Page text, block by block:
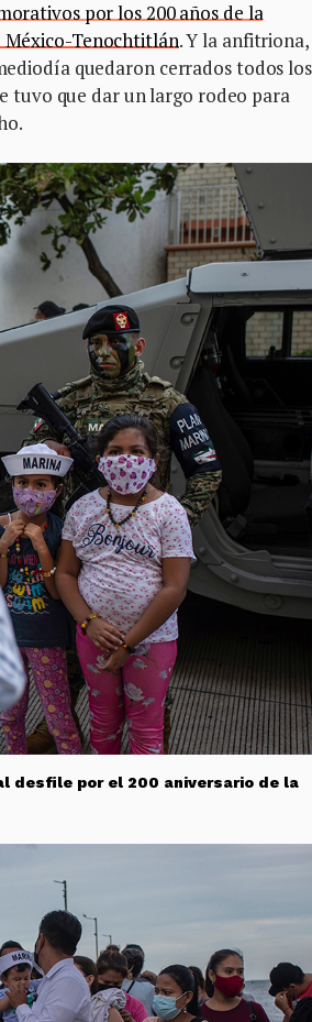
por los 200 años de la
México-Tenochtitlán. Y la
quedaron cerrados todos los
tuvo que dar un largo rodeo para
desfile por el 200 aniversario de la